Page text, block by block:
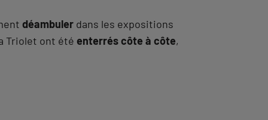
déambuler dans les expositions
Triolet ont été enterrés côte à côte,